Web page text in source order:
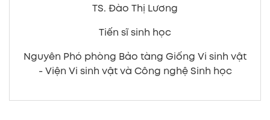
TS. Đào Thị Lương
Tiến sĩ sinh học
Nguyên Phó phòng Bảo tàng Giống Vi sinh vật
- Viện Vi sinh vật và Công nghệ Sinh học